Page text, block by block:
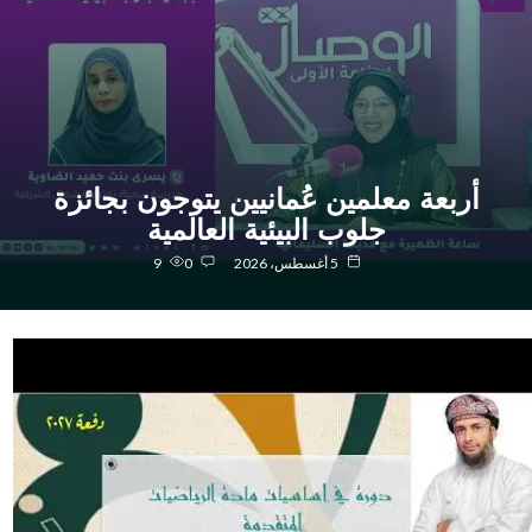
أربعة معلمين عُمانيين يتوجون بجائزة
جلوب البيئية العالمية
9